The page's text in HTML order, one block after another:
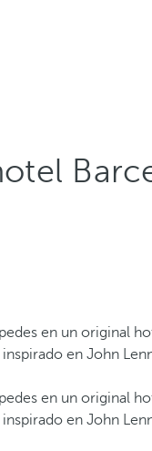
en un original
en John
en un original
en John